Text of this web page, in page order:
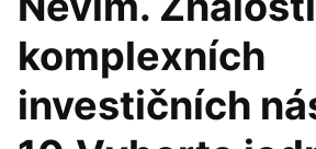
komplexních
investičních